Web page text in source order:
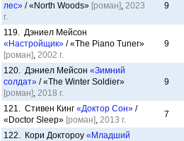
лес» / «North Woods» [роман], 2023
г.
9
119. Дэниел Мейсон
«Настройщик» / «The Piano Tuner»
[роман], 2002 г.
9
120. Дэниел Мейсон «Зимний
солдат» / «The Winter Soldier»
[роман], 2018 г.
9
121. Стивен Кинг «Доктор Сон» /
«Doctor Sleep» [роман], 2013 г.
7
122. Кори Доктороу «Младший